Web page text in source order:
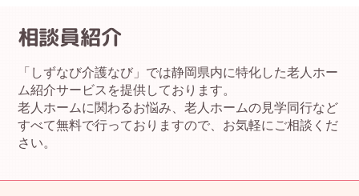
相談員紹介
「しずなび介護なび」では静岡県内に特化した老人ホー
ム紹介サービスを提供しております。
老人ホームに関わるお悩み、老人ホームの見学同行など
すべて無料で行っておりますので、お気軽にご相談くだ
さい。